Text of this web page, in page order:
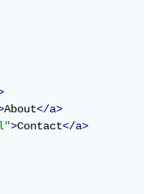
>About</a>
>Contact</a>